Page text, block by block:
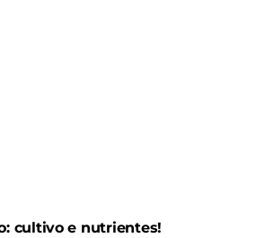
cultivo e nutrientes!